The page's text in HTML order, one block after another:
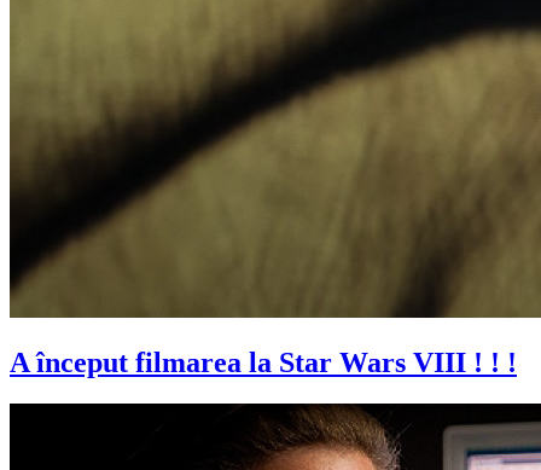
A început filmarea la Star Wars VIII ! ! !